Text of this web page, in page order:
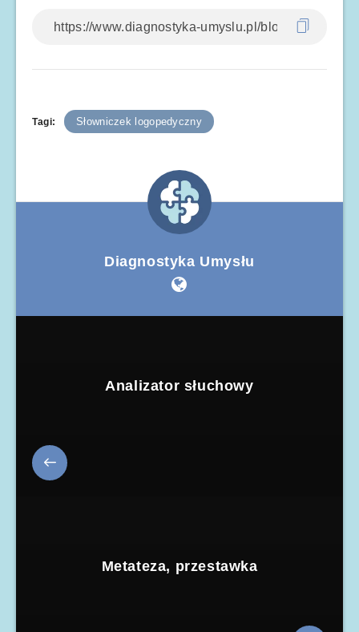
Tagi: Słowniczek logopedyczny
Diagnostyka Umysłu
Analizator słuchowy
Metateza, przestawka